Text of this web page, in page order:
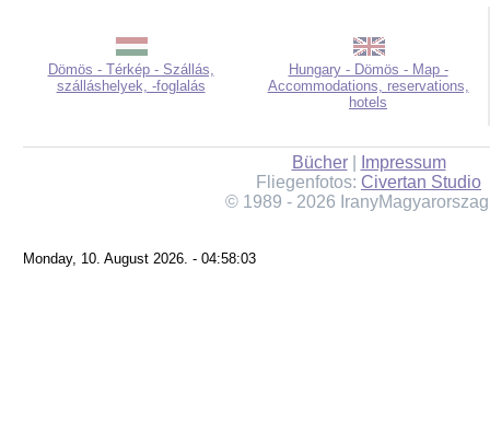
Dömös - Térkép - Szállás,
szálláshelyek, -foglalás
Hungary - Dömös - Map -
Accommodations, reservations,
hotels
Bücher|
Impressum
Fliegenfotos: Civertan Studio
© 1989 - 2026
Monday, 10. August 2026. - 04:58:03